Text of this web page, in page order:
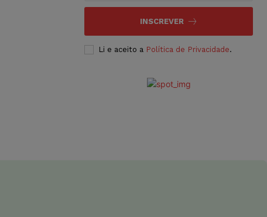
INSCREVER
Li e aceito a Política de Privacidade.